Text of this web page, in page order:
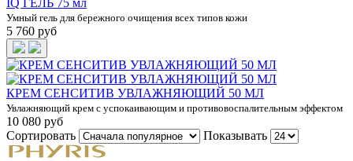
Умный гель для бережного очищения всех типов кожи
5 760 руб
КРЕМ СЕНСИТИВ УВЛАЖНЯЮЩИЙ 50 МЛ
Увлажняющий крем с успокаивающим и противовоспалительным эффектом
10 080 руб
Сортировать
Показывать